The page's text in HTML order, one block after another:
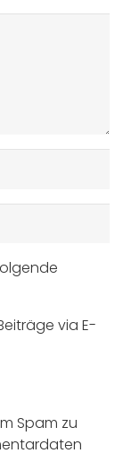
via E-
Spam zu